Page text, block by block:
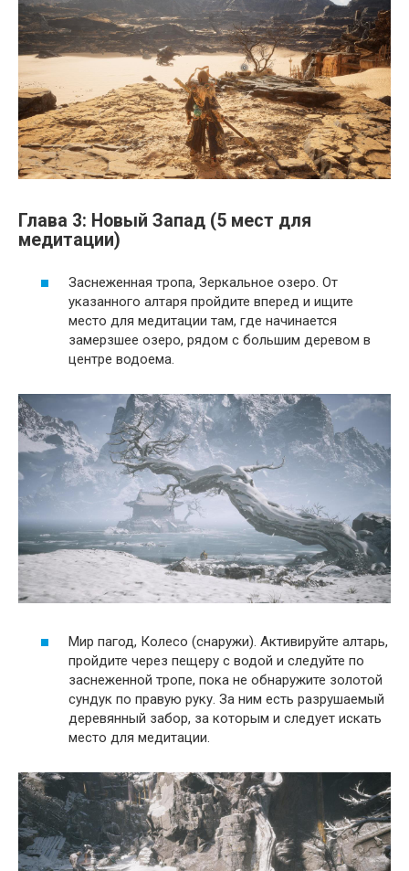
Глава 3: Новый Запад (5 мест для
медитации)
Заснеженная тропа, Зеркальное озеро. От
указанного алтаря пройдите вперед и ищите
место для медитации там, где начинается
замерзшее озеро, рядом с большим деревом в
центре водоема.
Мир пагод, Колесо (снаружи). Активируйте алтарь,
пройдите через пещеру с водой и следуйте по
заснеженной тропе, пока не обнаружите золотой
сундук по правую руку. За ним есть разрушаемый
деревянный забор, за которым и следует искать
место для медитации.